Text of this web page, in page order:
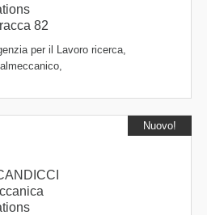
82
per il Lavoro ricerca,
Stampaggio. Posizione
all'interno del
dei bilancieri, nello
dello stampo e la
m
Nuovo!